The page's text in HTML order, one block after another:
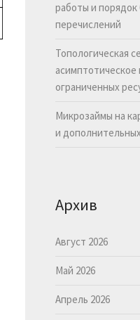
работы и порядок
перечислений
Топологическая
ограниченных
Микрозаймы на
и
Архив
Август 2026
Май 2026
Апрель 2026